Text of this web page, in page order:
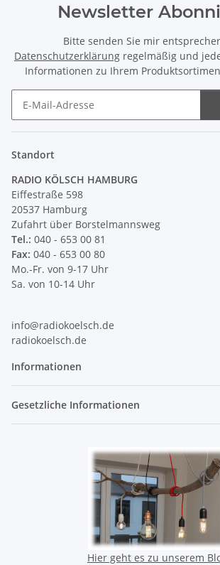
Newsletter
Bitte senden Sie mir
Datenschutzerklärung regelmäßig und
Informationen zu Ihrem
Standort
RADIO KÖLSCH HAMBURG
Eiffestraße 598
20537 Hamburg
Zufahrt über Borstelmannsweg
Tel.: 040 - 653 00 81
Fax: 040 - 653 00 80
Mo.-Fr. von 9-17 Uhr
Sa. von 10-14 Uhr
info@radiokoelsch.de
radiokoelsch.de
Informationen
Gesetzliche Informationen
Hier geht es zu unserem